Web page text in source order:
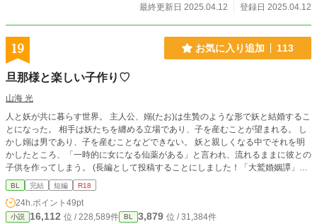
最終更新日 2025.04.12
登録日 2025.04.12
19 お気に入り追加 113
旦那様と楽しい子作り♡
山海 光
人と妖が共に暮らす世界。 主人公、嫋(たお)は生贄のような形で妖と結婚するこ
とになった。 相手は妖たちを纏める立場であり、子を産むことが望まれる。 し
かし嫋は男であり、子を産むことなどできない。 妖と親しくなる中でそれを明
かしたところ、「一時的に女になる仙薬がある」と言われ、流れるままに彼との
子供を作ってしまう。 (長編として投稿することにしました！「大鷲婚姻譚」と
かそれっぽいタイトルで投稿します) ─── やおい！(やまなし、おちなし、いみ
なし) 注意⚠️ ♡喘ぎ、濁点喘ぎ 受け(男)がTSした体(女体)で行うセックス 孕ませ
軽度の淫語 子宮姦 塗れ場9.8割 試験的にpixiv、ムーンライトノベルズにも掲載
してます。
BL 完結 短編 R18
24h.ポイント 49pt
小説 16,112 位 / 228,589件 BL 3,879 位 / 31,384件